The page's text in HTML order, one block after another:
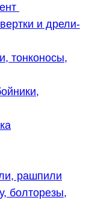
и дрели-
тонконосы,
рашпили
болторезы,